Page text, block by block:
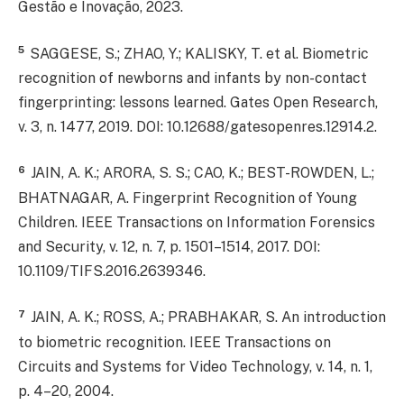
Gestão e Inovação, 2023.
5 SAGGESE, S.; ZHAO, Y.; KALISKY, T. et al. Biometric
recognition of newborns and infants by non-contact
fingerprinting: lessons learned. Gates Open Research,
v. 3, n. 1477, 2019. DOI: 10.12688/gatesopenres.12914.2.
6 JAIN, A. K.; ARORA, S. S.; CAO, K.; BEST-ROWDEN, L.;
BHATNAGAR, A. Fingerprint Recognition of Young
Children. IEEE Transactions on Information Forensics
and Security, v. 12, n. 7, p. 1501–1514, 2017. DOI:
10.1109/TIFS.2016.2639346.
7 JAIN, A. K.; ROSS, A.; PRABHAKAR, S. An introduction
to biometric recognition. IEEE Transactions on
Circuits and Systems for Video Technology, v. 14, n. 1,
p. 4–20, 2004.